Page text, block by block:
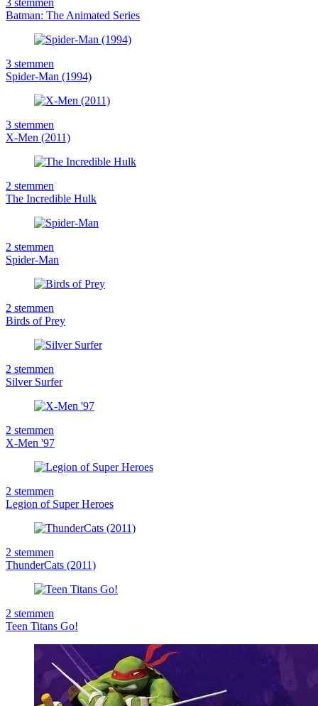
3 stemmen
Batman: The Animated Series
3 stemmen
Spider-Man (1994)
3 stemmen
X-Men (2011)
2 stemmen
The Incredible Hulk
2 stemmen
Spider-Man
2 stemmen
Birds of Prey
2 stemmen
Silver Surfer
2 stemmen
X-Men '97
2 stemmen
Legion of Super Heroes
2 stemmen
ThunderCats (2011)
2 stemmen
Teen Titans Go!